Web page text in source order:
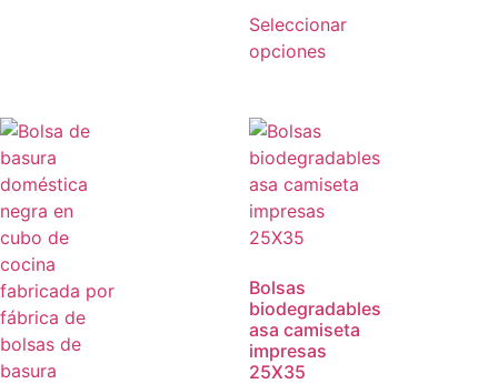
Seleccionar
opciones
Bolsas
biodegradables
asa camiseta
impresas
25X35